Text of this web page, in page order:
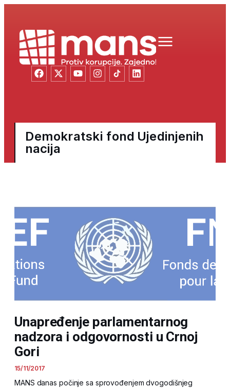
Demokratski fond Ujedinjenih
nacija
Unapređenje parlamentarnog
nadzora i odgovornosti u Crnoj
Gori
15/11/2017
MANS danas počinje sa sprovođenjem dvogodišnjeg